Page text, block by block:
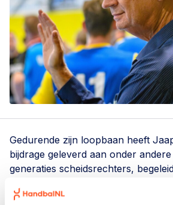
Gedurende zijn loopbaan heeft
bijdrage geleverd aan onder
generaties scheidsrechters,
als scheidsrechter,